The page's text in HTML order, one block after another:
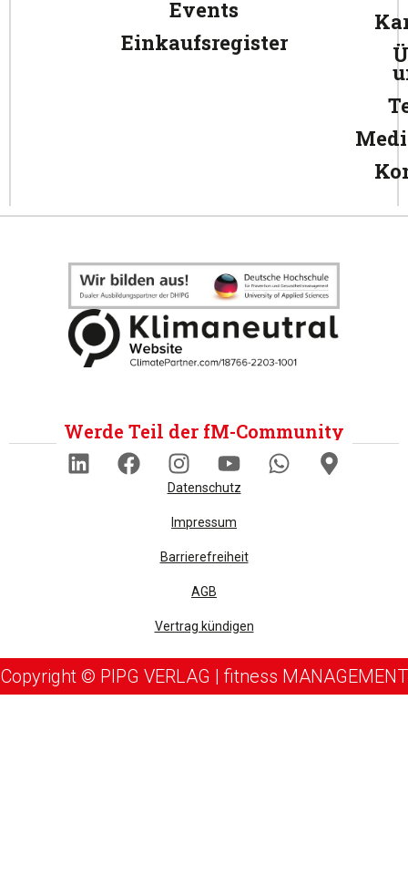
Events
Einkaufsregister
Werde Teil der fM-Community
Datenschutz
Impressum
Barrierefreiheit
AGB
Vertrag kündigen
Copyright © PIPG VERLAG | fitness MANAGEMENT